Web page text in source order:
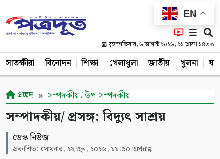
EN
বৃহস্পতিবার, ৬ আগস্ট ২০২৬, ২১ শ্রাবণ ১৪৩৩
সাতক্ষীরা বিনোদন শিক্ষা খেলাধুলা জাতীয় খুলনা
প্রচ্ছদ সম্পদকীয় / উপ-সম্পদকীয়
সম্পাদকীয়/ প্রসঙ্গ: বিদ্যুৎ সাশ্রয়
ডেস্ক নিউজ
প্রকাশিত: সোমবার, ২২ জুন, ২০২৬, ১১:৫০ অপরাহ্ণ